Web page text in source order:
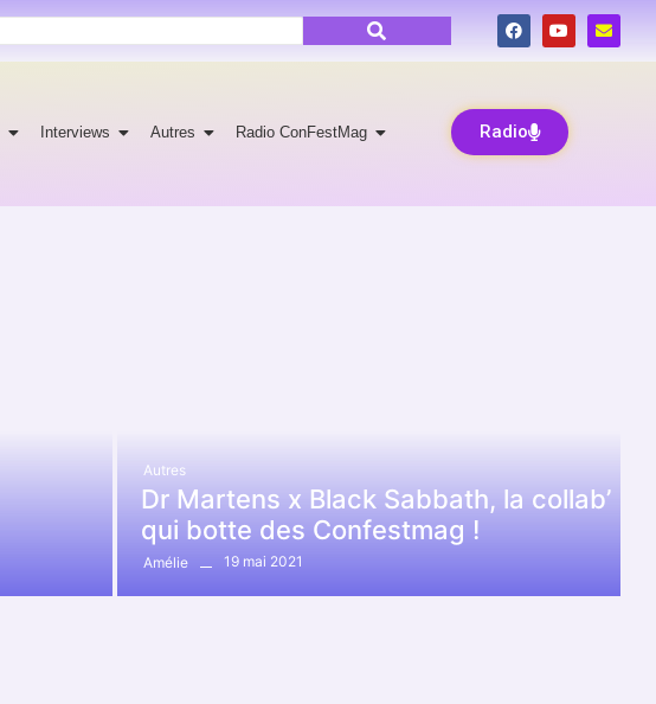
Interviews Autres Radio ConFestMag Radio
Autres
Dr Martens x Black Sabbath, la collab’
qui botte des Confestmag !
Amélie 19 mai 2021